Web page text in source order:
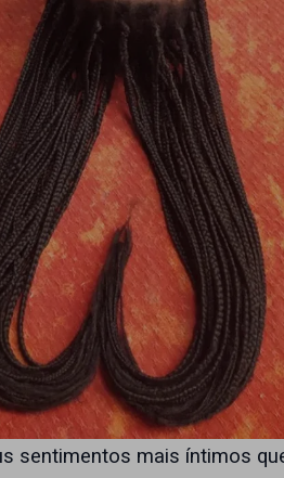
sentimentos mais íntimos